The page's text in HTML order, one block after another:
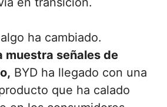
ha cambiado.
muestra señales de
BYD ha llegado con una
que ha calado